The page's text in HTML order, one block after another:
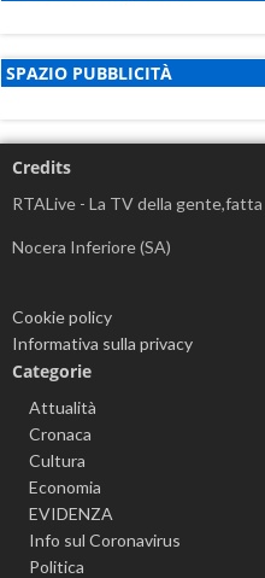
SPAZIO PUBBLICITÀ
Credits
RTALive - La TV della
Nocera Inferiore (SA)
Cookie policy
Informativa sulla privacy
Categorie
Attualità
Cronaca
Cultura
Economia
EVIDENZA
Info sul Coronavirus
Politica